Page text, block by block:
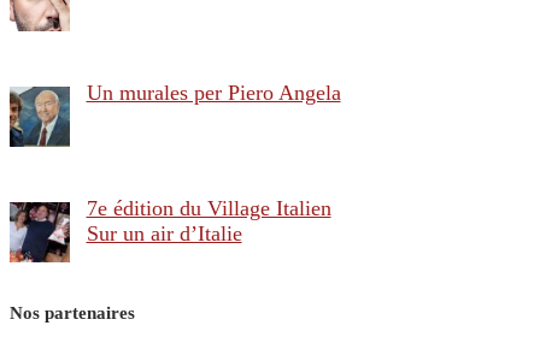
Un murales per Piero Angela
7e édition du Village Italien
Sur un air d’Italie
Nos partenaires